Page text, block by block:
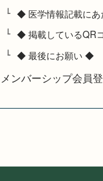
◆ 医学情報記載にあ
◆ 掲載しているQR
◆ 最後にお願い ◆
メンバーシップ会員